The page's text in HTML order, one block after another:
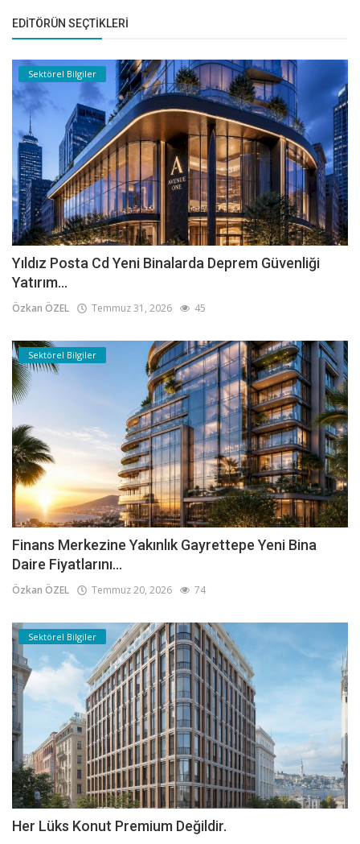
EDITÖRÜN SEÇTIKLERI
Sektörel Bilgiler
Yıldız Posta Cd Yeni Binalarda Deprem Güvenliği
Yatırım...
Özkan ÖZEL Temmuz 31, 2026 45
Sektörel Bilgiler
Finans Merkezine Yakınlık Gayrettepe Yeni Bina
Daire Fiyatlarını...
Özkan ÖZEL Temmuz 20, 2026 74
Sektörel Bilgiler
Her Lüks Konut Premium Değildir.